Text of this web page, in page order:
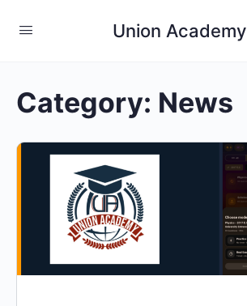
Union Academy
Category: News